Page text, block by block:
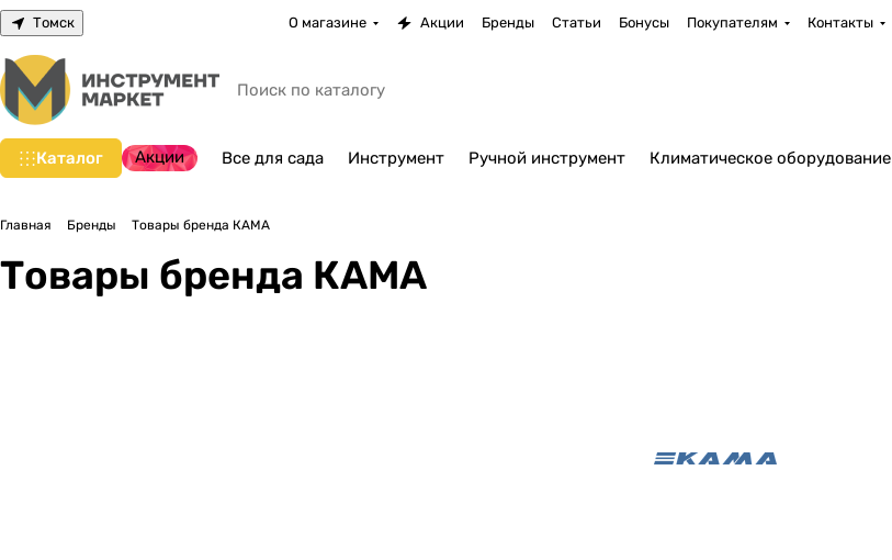
Томск О магазине Акции Бренды Статьи Бонусы Покупателям Контакты
Каталог Акции Все для сада Инструмент Ручной инструмент Климатическое оборудование
Главная Бренды Товары бренда КАМА
Товары бренда КАМА